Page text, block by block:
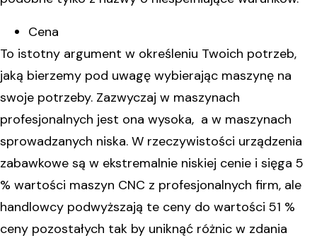
Cena
To istotny argument w określeniu Twoich potrzeb,
jaką bierzemy pod uwagę wybierając maszynę na
swoje potrzeby. Zazwyczaj w maszynach
profesjonalnych jest ona wysoka, a w maszynach
sprowadzanych niska. W rzeczywistości urządzenia
zabawkowe są w ekstremalnie niskiej cenie i sięga 5
% wartości maszyn CNC z profesjonalnych firm, ale
handlowcy podwyższają te ceny do wartości 51 %
ceny pozostałych tak by uniknąć różnic w zdania